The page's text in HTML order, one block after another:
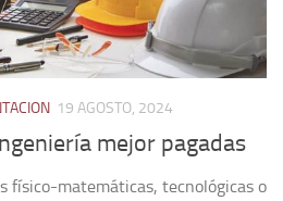
19 AGOSTO, 2024
mejor pagadas
físico-matemáticas, tecnológicas o